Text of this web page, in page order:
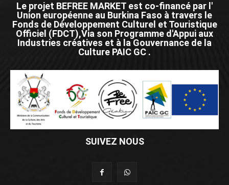
Le projet BEFREE MARKET est co-financé par l'
Union européenne au Burkina Faso à travers le
Fonds de Développement Culturel et Touristique
Officiel (FDCT),Via son Programme d'Appui aux
Industries créatives et à la Gouvernance de la
Culture PAIC GC .
SUIVEZ NOUS